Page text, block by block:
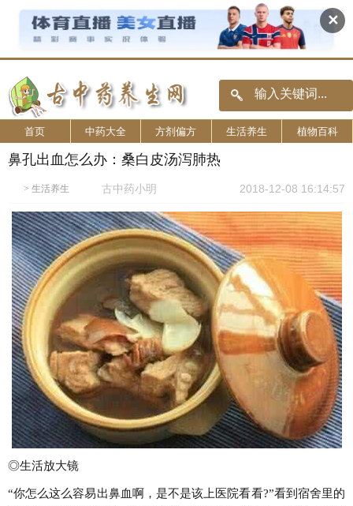
✕
首页 中药大全 方剂偏方 生活养生 植物百科
鼻孔出血怎么办：桑白皮汤泻肺热
> 生活养生 古中药小明 2018-12-08 16:14:57
◎生活放大镜
“你怎么这么容易出鼻血啊，是不是该上医院看看?”看到宿舍里的